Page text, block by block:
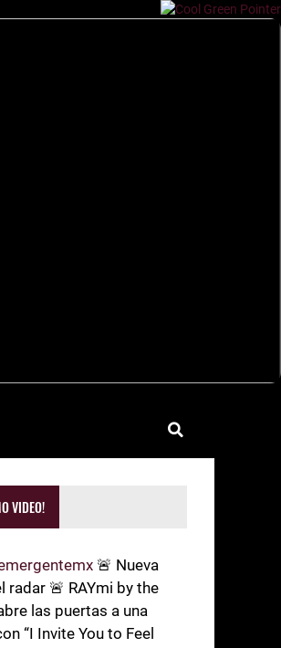
VIDEO!
🚨 Nueva
radar 🚨 RAYmi by the
las puertas a una
“I Invite You to Feel